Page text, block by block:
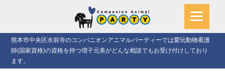
熊本市中央区水前寺のコンパニオンアニマルパーティーでは愛玩動物看護
師(国家資格)の資格を持つ増子元美がどんな相談でもお受け付けしており
ます。